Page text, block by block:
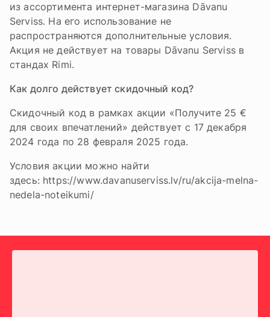
из ассортимента интернет-магазина Dāvanu
Serviss. На его использование не
распространяются дополнительные условия.
Акция не действует на товары Dāvanu Serviss в
стандах Rimi.
Как долго действует скидочный код?
Скидочный код в рамках акции «Получите 25 €
для своих впечатлений» действует с 17 декабря
2024 года по 28 февраля 2025 года.
Условия акции можно найти
здесь: https://www.davanuserviss.lv/ru/akcija-melna-
nedela-noteikumi/